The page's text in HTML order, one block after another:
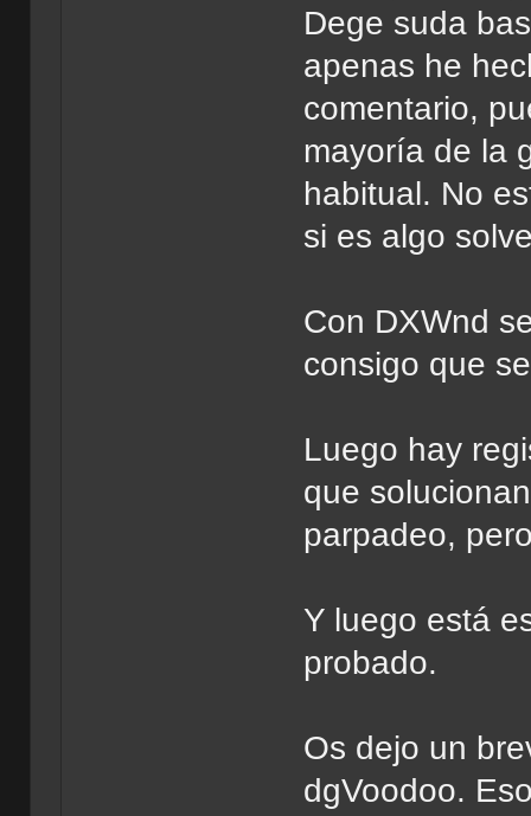
Dege suda
apenas he
comentario,
mayoría de la
habitual. No
si es algo
Con DXWnd
consigo que
Luego hay
que
parpadeo,
Y luego está
probado.
Os dejo un
dgVoodoo.